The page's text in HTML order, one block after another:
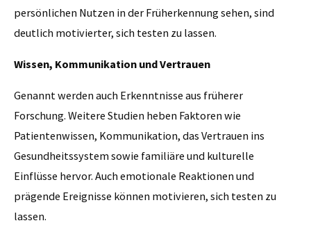
persönlichen Nutzen in der Früherkennung sehen, sind
deutlich motivierter, sich testen zu lassen.
Wissen, Kommunikation und Vertrauen
Genannt werden auch Erkenntnisse aus früherer
Forschung. Weitere Studien heben Faktoren wie
Patientenwissen, Kommunikation, das Vertrauen ins
Gesundheitssystem sowie familiäre und kulturelle
Einflüsse hervor. Auch emotionale Reaktionen und
prägende Ereignisse können motivieren, sich testen zu
lassen.